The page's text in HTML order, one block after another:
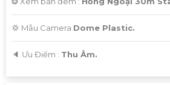
💢 Mẫu Camera Dome Plastic.
️🔈 Ưu Điểm : Thu Âm.